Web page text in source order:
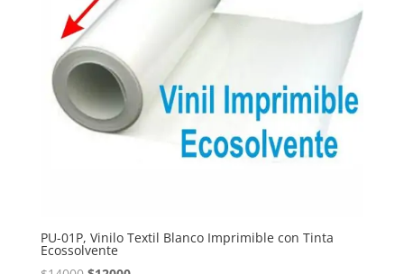
PU-01P, Vinilo Textil Blanco Imprimible con Tinta
Ecossolvente